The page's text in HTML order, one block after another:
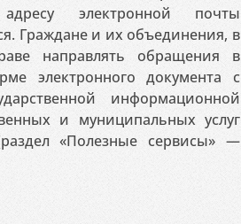
электронной почты
Граждане и их объединения, в
направлять обращения в
электронного документа с
информационной
и муниципальных услуг
«Полезные сервисы» —